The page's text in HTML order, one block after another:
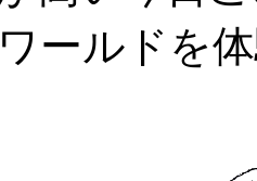
ールドを